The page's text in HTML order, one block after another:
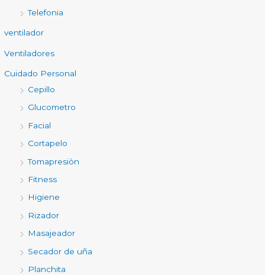
Telefonia
ventilador
Ventiladores
Cuidado Personal
Cepillo
Glucometro
Facial
Cortapelo
Tomapresiòn
Fitness
Higiene
Rizador
Masajeador
Secador de uña
Planchita